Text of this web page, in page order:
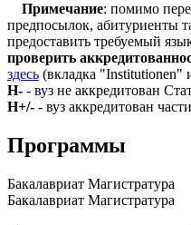
Примечание: помимо
предпосылок, абитуриенты
предоставить требуемый
проверить
здесь (вкладка "Institutionen"
Н- - вуз не аккредитован
Н+/- - вуз аккредитован
Программы
Бакалавриат Магистратура
Бакалавриат Магистратура